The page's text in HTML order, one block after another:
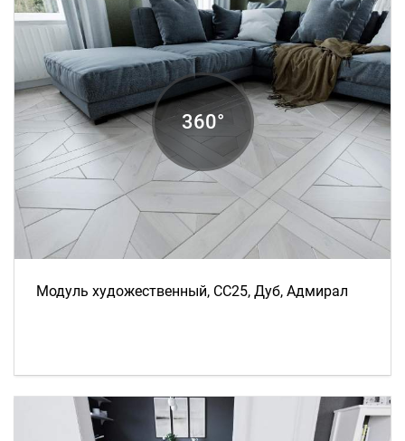
Модуль художественный, СС25, Дуб, Адмирал